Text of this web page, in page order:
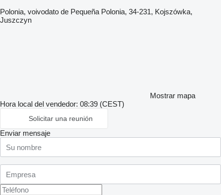
Polonia, voivodato de Pequeña Polonia, 34-231, Kojszówka,
Juszczyn
Mostrar mapa
Hora local del vendedor: 08:39 (CEST)
Solicitar una reunión
Enviar mensaje